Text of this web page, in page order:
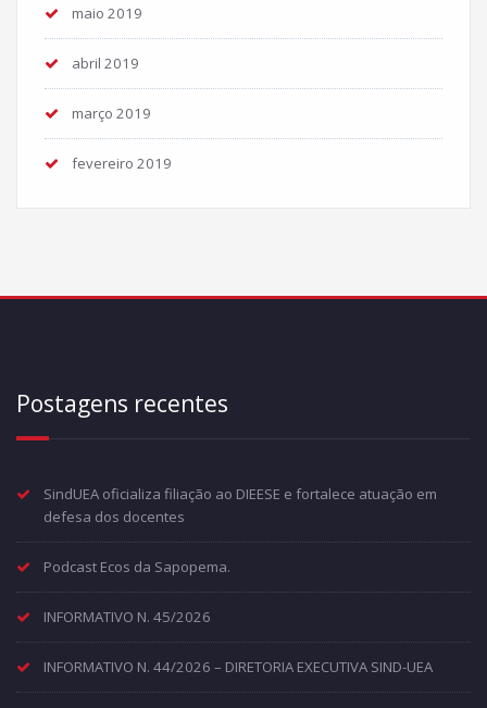
maio 2019
abril 2019
março 2019
fevereiro 2019
Postagens recentes
SindUEA oficializa filiação ao DIEESE e fortalece atuação em
defesa dos docentes
Podcast Ecos da Sapopema.
INFORMATIVO N. 45/2026
INFORMATIVO N. 44/2026 – DIRETORIA EXECUTIVA SIND-UEA